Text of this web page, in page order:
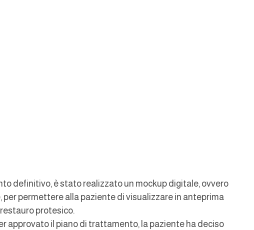
definitivo, è stato realizzato un mockup digitale, ovvero
permettere alla paziente di visualizzare in anteprima
protesico.
approvato il piano di trattamento, la paziente ha deciso